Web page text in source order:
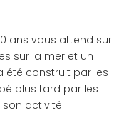
ans vous attend sur
sur la mer et un
été construit par les
plus tard par les
son activité